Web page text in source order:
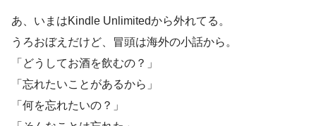
あ、いまはKindle Unlimitedから外れてる。
うろおぼえだけど、冒頭は海外の小話から。
「どうしてお酒を飲むの？」
「忘れたいことがあるから」
「何を忘れたいの？」